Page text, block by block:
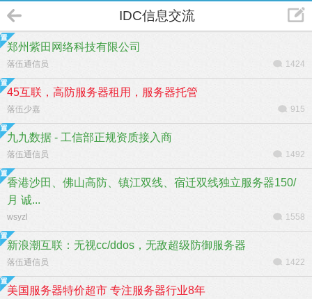
IDC信息交流
郑州紫田网络科技有限公司
落伍通信员 1424
45互联，高防服务器租用，服务器托管
落伍少嘉 915
九九数据 - 工信部正规资质接入商
落伍通信员 1492
香港沙田、佛山高防、镇江双线、宿迁双线独立服务器150/
月 诚...
wsyzl 1558
新浪潮互联：无视cc/ddos，无敌超级防御服务器
落伍通信员 1422
美国服务器特价超市 专注服务器行业8年